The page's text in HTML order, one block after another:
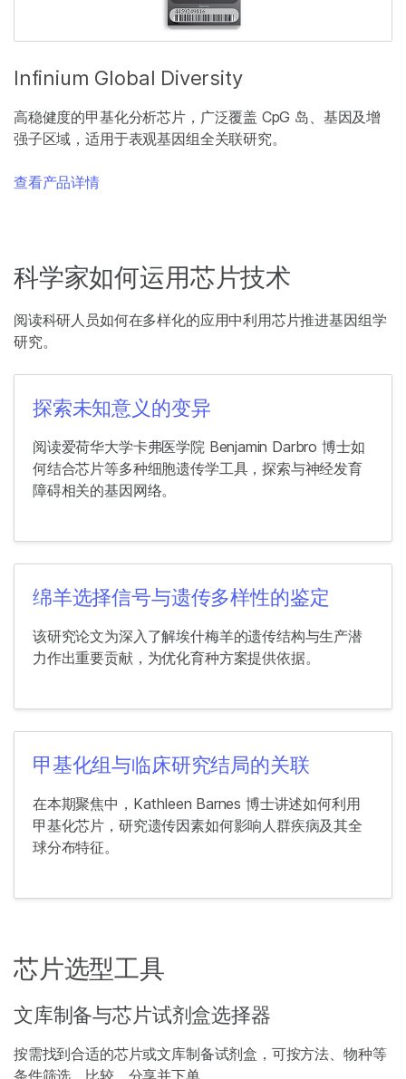
Infinium Global Diversity
高稳健度的甲基化分析芯片，广泛覆盖 CpG 岛、基因及增
强子区域，适用于表观基因组全关联研究。
查看产品详情
科学家如何运用芯片技术
阅读科研人员如何在多样化的应用中利用芯片推进基因组学
研究。
探索未知意义的变异
阅读爱荷华大学卡弗医学院 Benjamin Darbro 博士如
何结合芯片等多种细胞遗传学工具，探索与神经发育
障碍相关的基因网络。
绵羊选择信号与遗传多样性的鉴定
该研究论文为深入了解埃什梅羊的遗传结构与生产潜
力作出重要贡献，为优化育种方案提供依据。
甲基化组与临床研究结局的关联
在本期聚焦中，Kathleen Barnes 博士讲述如何利用
甲基化芯片，研究遗传因素如何影响人群疾病及其全
球分布特征。
芯片选型工具
文库制备与芯片试剂盒选择器
按需找到合适的芯片或文库制备试剂盒，可按方法、物种等
条件筛选，比较、分享并下单。